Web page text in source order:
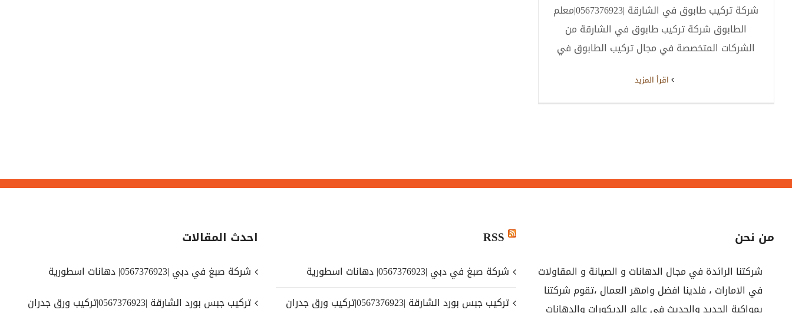
شركة تركيب طابوق في الشارقة |0567376923|معلم
الطابوق شركة تركيب طابوق في الشارقة من
الشركات المتخصصة في مجال تركيب الطابوق في
‫اقرأ المزيد
من نحن
شركتنا الرائدة في مجال الدهانات و الصيانة و المقاولات
في الامارات ، فلدينا افضل وامهر العمال ،تقوم شركتنا
بمواكبة الجديد والحديث في عالم الديكورات والدهانات
RSS
شركة صبغ في دبي |0567376923| دهانات اسطورية
تركيب جبس بورد الشارقة |0567376923|تركيب ورق جدران
احدث المقالات
شركة صبغ في دبي |0567376923| دهانات اسطورية
تركيب جبس بورد الشارقة |0567376923|تركيب ورق جدران